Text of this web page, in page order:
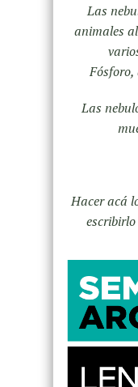
Las
animales
Las
Hacer acá